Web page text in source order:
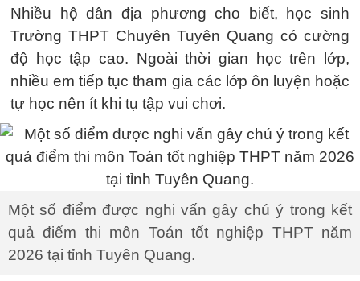
Nhiều hộ dân địa phương cho biết, học sinh
Trường THPT Chuyên Tuyên Quang có cường
độ học tập cao. Ngoài thời gian học trên lớp,
nhiều em tiếp tục tham gia các lớp ôn luyện hoặc
tự học nên ít khi tụ tập vui chơi.
Một số điểm được nghi vấn gây chú ý trong kết
quả điểm thi môn Toán tốt nghiệp THPT năm
2026 tại tỉnh Tuyên Quang.